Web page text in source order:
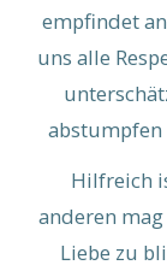
empfindet
uns alle
abstumpfen
Hilfreich
anderen
Liebe zu